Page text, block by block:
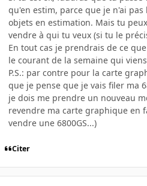
qu'en estim, parce que je n'ai
objets en estimation. Mais tu
vendre à qui tu veux (si tu le
En tout cas je prendrais de ce
le courant de la semaine qui
P.S.: par contre pour la carte
que je pense que je vais filer ma
je dois me prendre un nouveau
revendre ma carte graphique en
vendre une 6800GS...)
Citer